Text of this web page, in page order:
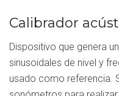
Calibrador
Dispositivo que genera
sinusoidales de nivel y
usado como referencia.